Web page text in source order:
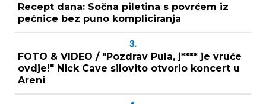
Recept dana: Sočna piletina s povrćem iz
pećnice bez puno kompliciranja
3.
FOTO & VIDEO / "Pozdrav Pula, j**** je vruće
ovdje!" Nick Cave silovito otvorio koncert u
Areni